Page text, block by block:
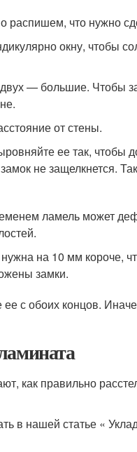
распишем, что нужно
окну, чтобы
— большие. Чтобы
от стены.
ее так, чтобы
не защелкнется.
ламель может
на 10 мм короче,
замки.
с обоих концов.
как правильно
в нашей статье «